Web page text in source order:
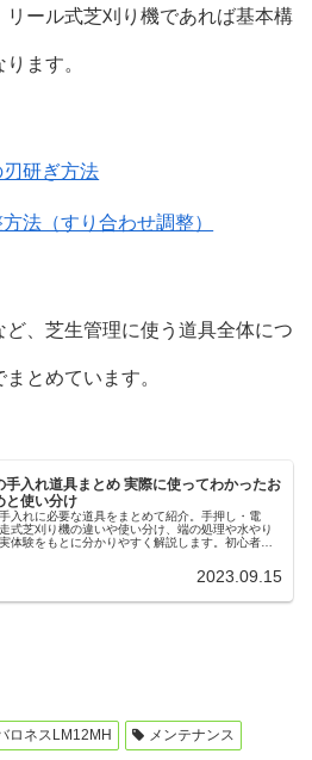
ール式芝刈り機であれば基本構
ます。
研ぎ方法
法（すり合わせ調整）
、芝生管理に使う道具全体につ
とめています。
手入れ道具まとめ 実際に使ってわかったお
と使い分け
入れに必要な道具をまとめて紹介。手押し・電
式芝刈り機の違いや使い分け、端の処理や水やり
体験をもとに分かりやすく解説します。初心者か
2023.09.15
ロネスLM12MH
メンテナンス